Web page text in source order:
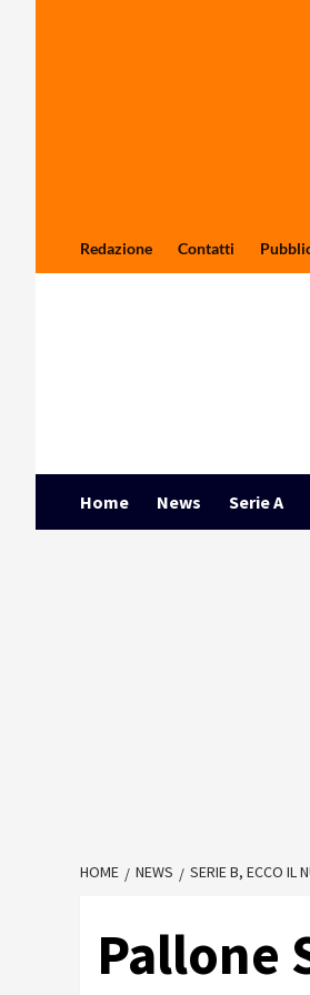
Redazione Contatti
Home News Serie A
HOME NEWS SERIE B, ECCO IL
Pallone